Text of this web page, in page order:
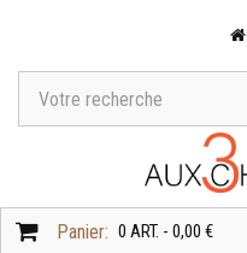
Panier: 0 ART. - 0,00 €